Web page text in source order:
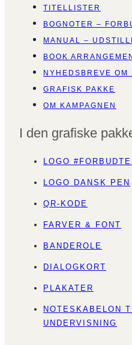
TITELLISTER
BOGNOTER –
MANUAL –
BOOK
NYHEDSBREVE OM
GRAFISK PAKKE
OM KAMPAGNEN
I den grafiske
LOGO
LOGO DANSK PEN
QR-KODE
FARVER & FONT
BANDEROLE
DIALOGKORT
PLAKATER
NOTESKABELON
UNDERVISNING